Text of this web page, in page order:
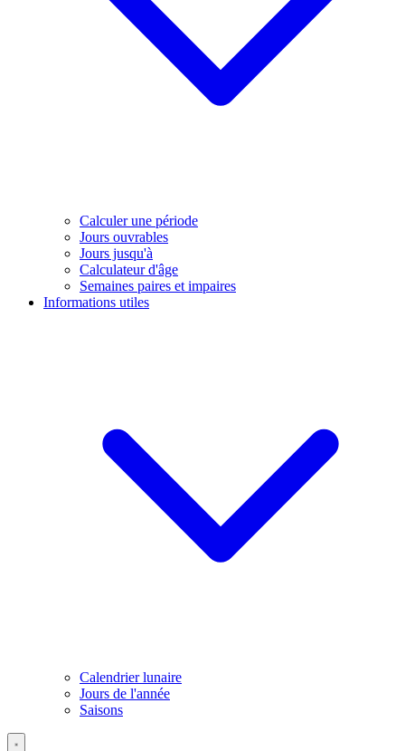
Calculer une période
Jours ouvrables
Jours jusqu'à
Calculateur d'âge
Semaines paires et impaires
Informations utiles
Calendrier lunaire
Jours de l'année
Saisons